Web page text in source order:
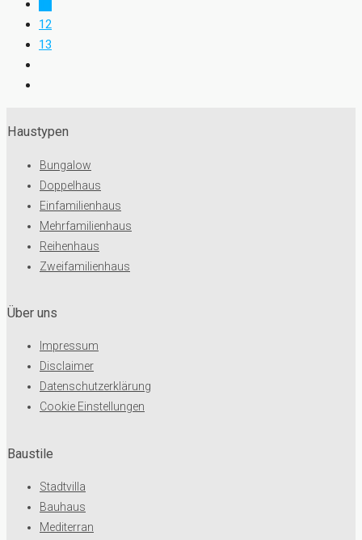
12
13
Haustypen
Bungalow
Doppelhaus
Einfamilienhaus
Mehrfamilienhaus
Reihenhaus
Zweifamilienhaus
Baustile
Stadtvilla
Bauhaus
Mediterran
Über uns
Impressum
Disclaimer
Datenschutzerklärung
Cookie Einstellungen